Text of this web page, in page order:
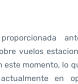
vuelos
este momento, lo
en